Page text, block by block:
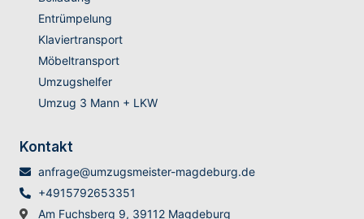
Entrümpelung
Klaviertransport
Möbeltransport
Umzugshelfer
Umzug 3 Mann + LKW
Kontakt
anfrage@umzugsmeister-magdeburg.de
+4915792653351
Am Fuchsberg 9, 39112 Magdeburg